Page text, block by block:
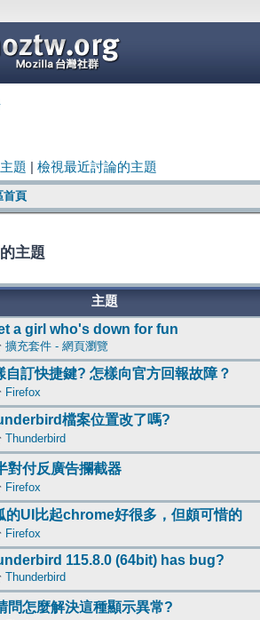
題 檢視最近討論的主題
首頁
主題
主題
a girl who's down for fun
擴充套件 - 網頁瀏覽
自訂快捷鍵? 怎樣向官方回報故障？
Firefox
檔案位置改了嗎?
Thunderbird
對付反廣告攔截器
Firefox
的UI比起chrome好很多，但頗可惜的
Firefox
115.8.0 (64bit) has bug?
Thunderbird
問怎麼解決這種顯示異常?